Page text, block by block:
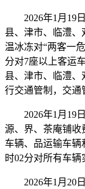
2026年1月19日
县、津市、临澧
温冰冻对“两客一
分对7座以上客运
县、津市、临澧、
行交通管制，交通
2026年1月19日
源、界、茶庵铺收
车辆、品运输车辆
时02分对所有车辆
2026年1月20日